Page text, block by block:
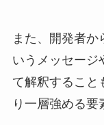
また、開発者か
いうメッセージ
て解釈すること
り一層強める要